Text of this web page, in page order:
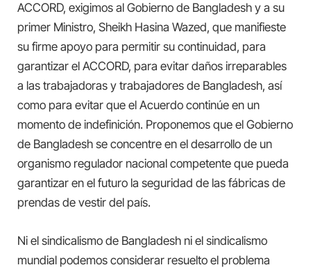
ACCORD, exigimos al Gobierno de Bangladesh y a su
primer Ministro, Sheikh Hasina Wazed, que manifieste
su firme apoyo para permitir su continuidad, para
garantizar el ACCORD, para evitar daños irreparables
a las trabajadoras y trabajadores de Bangladesh, así
como para evitar que el Acuerdo continúe en un
momento de indefinición. Proponemos que el Gobierno
de Bangladesh se concentre en el desarrollo de un
organismo regulador nacional competente que pueda
garantizar en el futuro la seguridad de las fábricas de
prendas de vestir del país.
Ni el sindicalismo de Bangladesh ni el sindicalismo
mundial podemos considerar resuelto el problema